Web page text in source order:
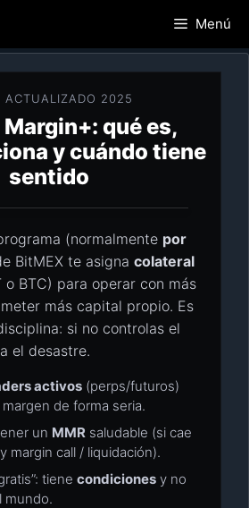
Menú
ACTUALIZADO 2025
qué es,
y cuándo tiene
sentido
(normalmente por
BitMEX te asigna colateral
o BTC) para operar con más
más capital propio. Es
si no controlas el
el desastre.
activos (perps/futuros)
de forma seria.
un MMR saludable (si cae
margin call / liquidación).
tiene condiciones y no
mundo.